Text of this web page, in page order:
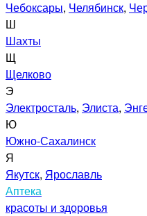
Чебоксары, Челябинск,
Ш
Шахты
Щ
Щелково
Э
Электросталь, Элиста,
Ю
Южно-Сахалинск
Я
Якутск, Ярославль
Аптека
красоты и здоровья